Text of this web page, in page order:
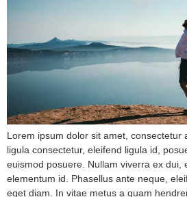
Lorem ipsum dolor sit amet, consectetur
ligula consectetur, eleifend ligula id,
euismod posuere. Nullam viverra ex dui,
elementum id. Phasellus ante neque,
eget diam. In vitae metus a quam